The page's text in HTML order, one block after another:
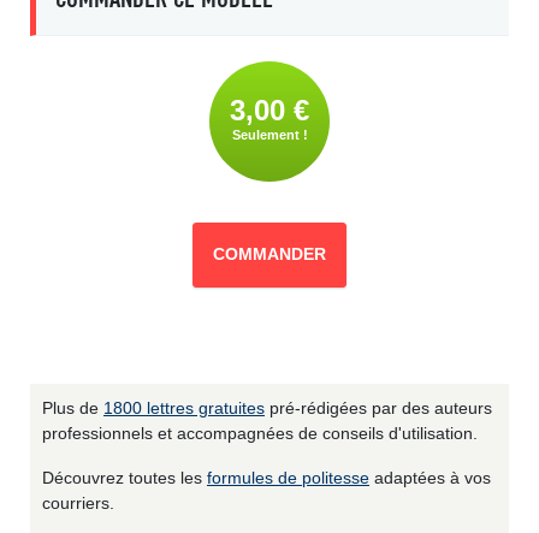
3,00 €
Seulement !
COMMANDER
Plus de 1800 lettres gratuites pré-rédigées par des auteurs
professionnels et accompagnées de conseils d'utilisation.
Découvrez toutes les formules de politesse adaptées à vos
courriers.